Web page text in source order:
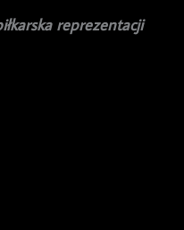
reprezentacji